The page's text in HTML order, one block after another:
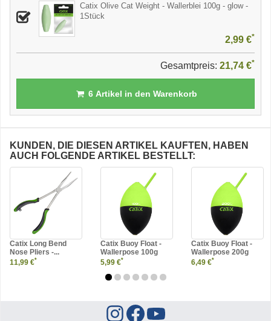
Catix Olive Cat Weight - Wallerblei 100g - glow -
1Stück
2,99 €*
Gesamtpreis: 21,74 €*
6Artikel in den Warenkorb
KUNDEN, DIE DIESEN ARTIKEL KAUFTEN, HABEN
AUCH FOLGENDE ARTIKEL BESTELLT:
Catix Long Bend
Nose Pliers -...
11,99 €*
Catix Buoy Float -
Wallerpose 100g
5,99 €*
Catix Buoy Float -
Wallerpose 200g
6,49 €*